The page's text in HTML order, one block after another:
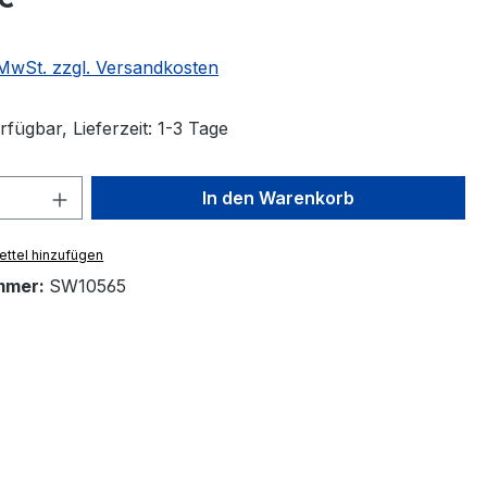
zzgl. Versandkosten
Lieferzeit: 1-3 Tage
Anzahl: Gib den gewünschten Wert
In den Warenkorb
hinzufügen
SW10565